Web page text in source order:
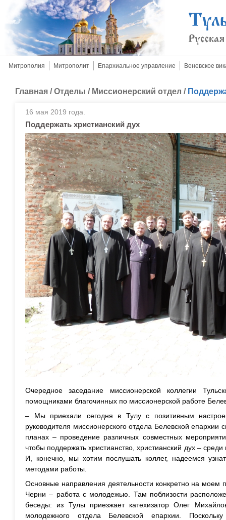
Митрополия Митрополит Епархиальное управление Веневское
Главная /Отделы / Миссионерский отдел /
16 мая 2019 года.
Поддержать христианский дух
Очередное заседание миссионерской коллегии
помощниками благочинных по миссионерской работе
– Мы приехали сегодня в Тулу с позитивным
руководителя миссионерского отдела Белевской
планах – проведение различных совместных
чтобы поддержать христианство, христианский дух –
И, конечно, мы хотим послушать коллег, надеемся
методами работы.
Основные направления деятельности конкретно на моем
Черни – работа с молодежью. Там поблизости
беседы: из Тулы приезжает катехизатор Олег
молодежного отдела Белевской епархии.